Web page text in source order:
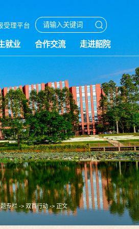
受理平台
就业 合作交流 走进韶院
专栏 -> 双百行动 -> 正文